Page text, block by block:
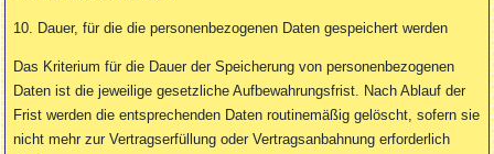
10. Dauer, für die die personenbezogenen Daten gespeichert werden
Das Kriterium für die Dauer der Speicherung von personenbezogenen
Daten ist die jeweilige gesetzliche Aufbewahrungsfrist. Nach Ablauf der
Frist werden die entsprechenden Daten routinemäßig gelöscht, sofern sie
nicht mehr zur Vertragserfüllung oder Vertragsanbahnung erforderlich